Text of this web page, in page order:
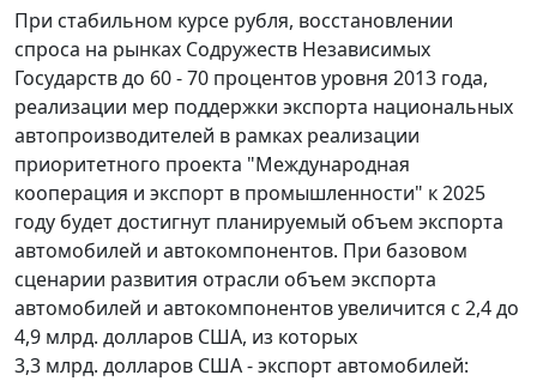
При стабильном курсе рубля, восстановлении
спроса на рынках Содружеств Независимых
Государств до 60 - 70 процентов уровня 2013 года,
реализации мер поддержки экспорта национальных
автопроизводителей в рамках реализации
приоритетного проекта "Международная
кооперация и экспорт в промышленности" к 2025
году будет достигнут планируемый объем экспорта
автомобилей и автокомпонентов. При базовом
сценарии развития отрасли объем экспорта
автомобилей и автокомпонентов увеличится с 2,4 до
4,9 млрд. долларов США, из которых
3,3 млрд. долларов США - экспорт автомобилей: